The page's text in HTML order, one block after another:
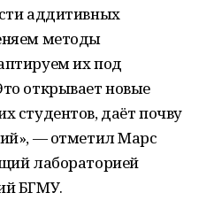
аддитивных
методы
их под
открывает новые
студентов, даёт почву
— отметил Марс
лабораторией
БГМУ.